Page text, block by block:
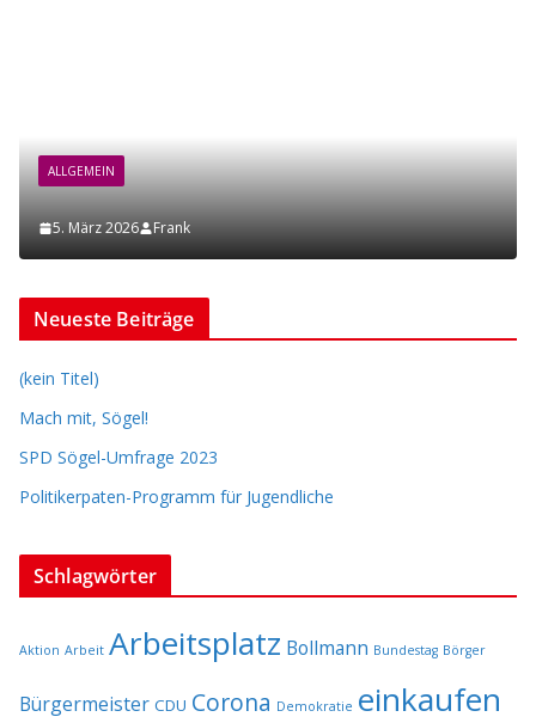
ALLGEMEIN
5. März 2026 Frank
Neueste Beiträge
(kein Titel)
Mach mit, Sögel!
SPD Sögel-Umfrage 2023
Politikerpaten-Programm für Jugendliche
Schlagwörter
Aktion Arbeit Arbeitsplatz Bollmann Bundestag Börger
Bürgermeister CDU Corona Demokratie einkaufen